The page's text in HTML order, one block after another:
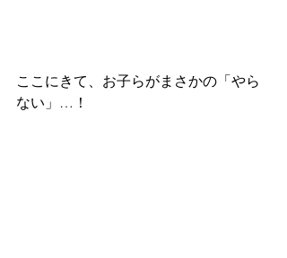
ここにきて、お子らがまさかの「やら
ない」…！